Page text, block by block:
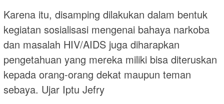
Karena itu, disamping dilakukan dalam bentuk
kegiatan sosialisasi mengenai bahaya narkoba
dan masalah HIV/AIDS juga diharapkan
pengetahuan yang mereka miliki bisa diteruskan
kepada orang-orang dekat maupun teman
sebaya. Ujar Iptu Jefry